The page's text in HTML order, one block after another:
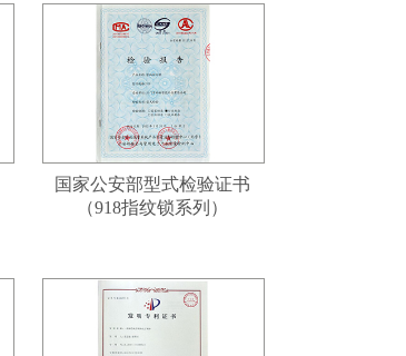
国家公安部型式检验证书
（918指纹锁系列）